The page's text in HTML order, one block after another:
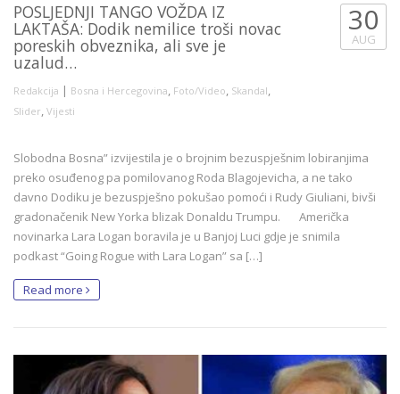
POSLJEDNJI TANGO VOŽDA IZ
LAKTAŠA: Dodik nemilice troši novac
poreskih obveznika, ali sve je
uzalud…
Redakcija | Bosna i Hercegovina, Foto/Video, Skandal,
Slider, Vijesti
30
AUG
Slobodna Bosna” izvijestila je o brojnim bezuspješnim lobiranjima
preko osuđenog pa pomilovanog Roda Blagojevicha, a ne tako
davno Dodiku je bezuspješno pokušao pomoći i Rudy Giuliani, bivši
gradonačenik New Yorka blizak Donaldu Trumpu. Američka
novinarka Lara Logan boravila je u Banjoj Luci gdje je snimila
podkast “Going Rogue with Lara Logan” sa […]
Read more